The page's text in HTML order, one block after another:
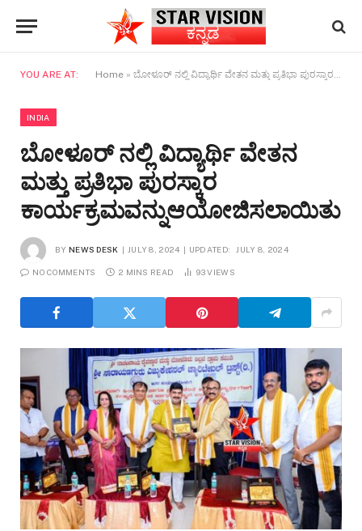
YOU ARE AT: Home » ಬೋಳೂರ್ ನಲ್ಲಿ ವಿದ್ಯಾರ್ಥಿ ವೇತನ ಮತ್ತು ಪ್ರತಿಭಾ ಪುರಸ್ಕಾರ ಕಾರ್ಯಕ್ರಮವನ್ನುಆಯೋಜಿಸಲಾಯಿತು
INDIA
ಬೋಳೂರ್ ನಲ್ಲಿ ವಿದ್ಯಾರ್ಥಿ ವೇತನ
ಮತ್ತು ಪ್ರತಿಭಾ ಪುರಸ್ಕಾರ
ಕಾರ್ಯಕ್ರಮವನ್ನುಆಯೋಜಿಸಲಾಯಿತು
BY NEWS DESK JULY 8, 2024 UPDATED: JULY 8, 2024
NO COMMENTS 2 MINS READ 93VIEWS